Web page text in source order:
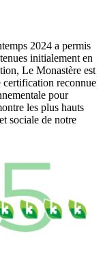
2024 a permis
initialement en
Le Monastère est
certification reconnue
pour
les plus hauts
sociale de notre